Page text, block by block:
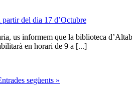
del dia 17 d’Octubre
que la biblioteca d’Altabix
en horari de 9 a [...]
següents »